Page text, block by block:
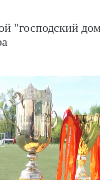
"господский